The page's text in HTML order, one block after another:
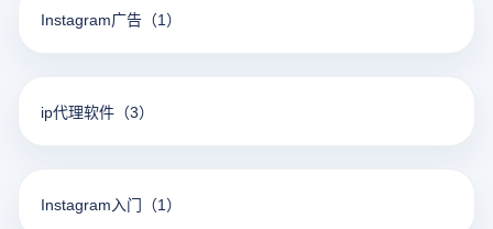
Instagram广告 （1）
ip代理软件 （3）
Instagram入门 （1）